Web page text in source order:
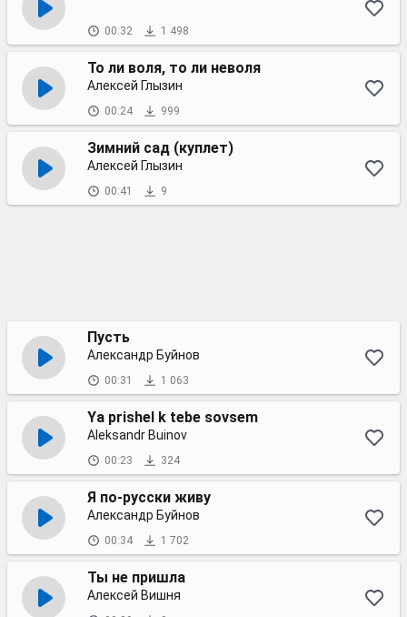
00:32 1 498
То ли воля, то ли неволя
Алексей Глызин
00:24 999
Зимний сад (куплет)
Алексей Глызин
00:41 9
Пусть
Александр Буйнов
00:31 1 063
Ya prishel k tebe sovsem
Aleksandr Buinov
00:23 324
Я по-русски живу
Александр Буйнов
00:34 1 702
Ты не пришла
Алексей Вишня